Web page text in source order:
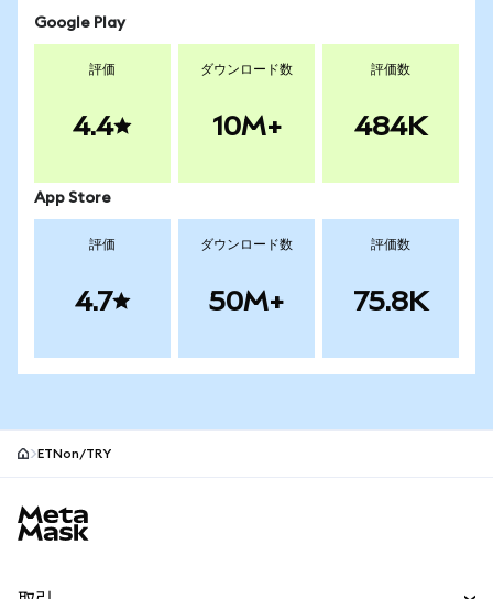
Google Play
評価
4.4
ダウンロード数
10M+
評価数
484K
App Store
評価
4.7
ダウンロード数
50M+
評価数
75.8K
ETNon/TRY